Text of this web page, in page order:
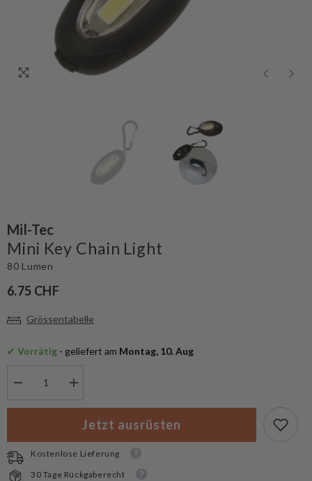
Mil-Tec
Mini Key Chain Light
80 Lumen
6.75 CHF
Grössentabelle
✔ Vorrätig - geliefert am Montag, 10. Aug
für
Mini
Key
Chain
Light
Menge
für
Mil-
Tec
Mini
Key
Light
Jetzt ausrüsten
Kostenlose Lieferung
30 Tage Rückgaberecht